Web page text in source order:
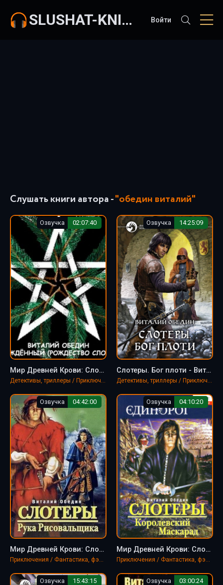
SLUSHAT-KNIGI.COM Войти
Слушать книги автора -"обедин виталий"
Озвучка 02:07:40
Мир Древней Крови: Слотеры. Нерожденный (Рождество Слотера) - Виталий Oбeдин
Детективы, триллеры / Приключения / Фантастика, фэнтези
Озвучка 14:25:09
Слотеры. Бог плоти - Виталий Обедин
Детективы, триллеры / Приключения / Фантастика, фэнтези
Озвучка 04:42:00
Мир Древней Крови: Слотеры. Рука Рисовальщика - Виталий Обедин
Приключения / Фантастика, фэнтези
Озвучка 04:10:20
Мир Древней Крови: Слотеры. Королевский Маскарад - Виталий Обедин
Приключения / Фантастика, фэнтези
Озвучка 15:43:15 Озвучка 03:00:24